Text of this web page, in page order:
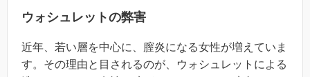
ウォシュレットの弊害
近年、若い層を中心に、膣炎になる女性が増えていま
す。その理由と目されるのが、ウォシュレットによる